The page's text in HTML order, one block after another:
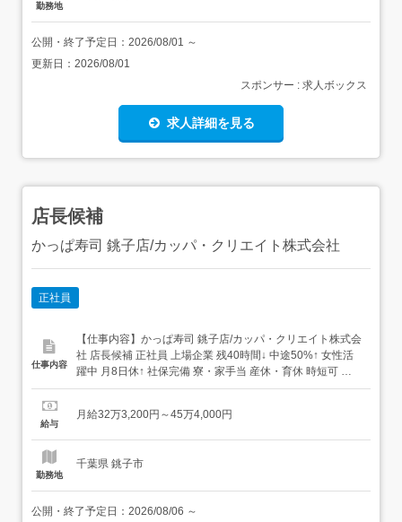
勤務地
公開・終了予定日： 2026/08/01 ～
更新日： 2026/08/01
スポンサー : 求人ボックス
求人詳細を見る
店長候補
かっぱ寿司 銚子店/カッパ・クリエイト株式会社
正社員
仕事内容
【仕事内容】かっぱ寿司 銚子店/カッパ・クリエイト株式会
社 店長候補 正社員 上場企業 残40時間↓ 中途50%↑ 女性活
躍中 月8日休↑ 社保完備 寮・家⼿当 産休・育休 時短可 賞
与 退職金 まかないあり 求人情報掲載期間:2026/07/16～
充実の寿司店 住 所 千葉県 銚子市 松本...
給与
月給32万3,200円～45万4,000円
勤務地
千葉県 銚子市
公開・終了予定日： 2026/08/06 ～